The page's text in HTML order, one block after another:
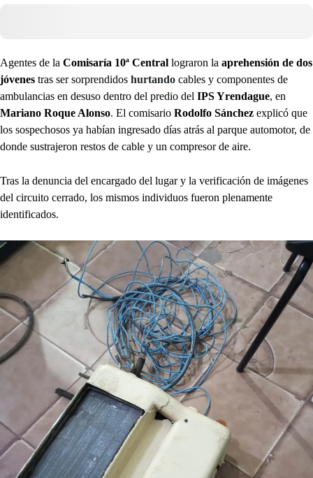
Agentes de la Comisaría 10ª Central lograron la aprehensión de dos
jóvenes tras ser sorprendidos hurtando cables y componentes de
ambulancias en desuso dentro del predio del IPS Yrendague, en
Mariano Roque Alonso. El comisario Rodolfo Sánchez explicó que
los sospechosos ya habían ingresado días atrás al parque automotor, de
donde sustrajeron restos de cable y un compresor de aire.
Tras la denuncia del encargado del lugar y la verificación de imágenes
del circuito cerrado, los mismos individuos fueron plenamente
identificados.